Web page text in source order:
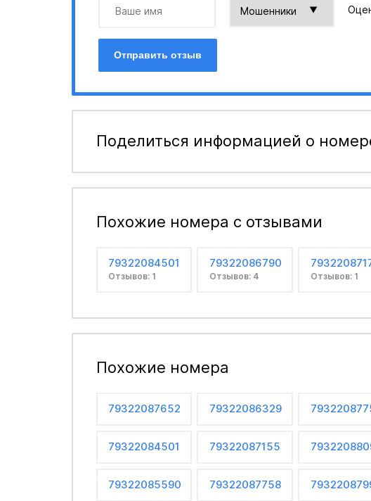
Отправить отзыв
Поделиться информацией о
Похожие номера с отзывами
79322084501
Отзывов: 1
79322086790
Отзывов: 4 Отзывов: 1
Похожие номера
79322087652 79322086329
79322084501 79322087155
79322085590 79322087758